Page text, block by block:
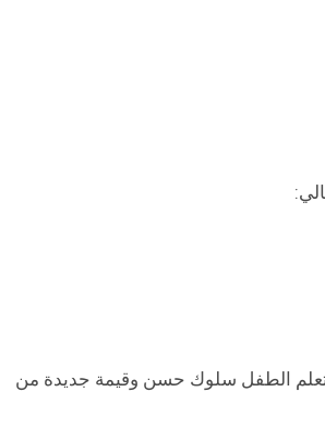
حوالي 27 حلقة. وفي كل حلقة يتعلم الطفل سلوك حسن وقيمة جديدة من